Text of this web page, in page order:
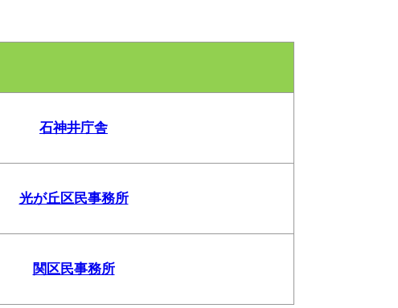
石神井庁舎
光が丘区民事務所
関区民事務所